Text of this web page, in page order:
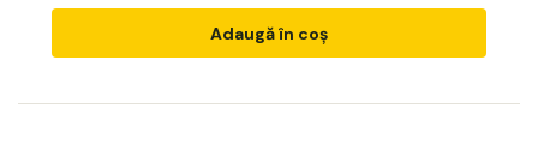
Adaugă în coș